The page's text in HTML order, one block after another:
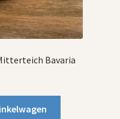
Bavaria